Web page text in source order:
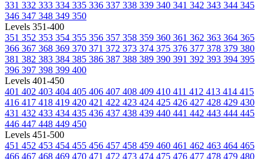
331 332 333 334 335 336 337 338 339 340 341 342 343 344 345
346 347 348 349 350
Levels 351-400
351 352 353 354 355 356 357 358 359 360 361 362 363 364 365
366 367 368 369 370 371 372 373 374 375 376 377 378 379 380
381 382 383 384 385 386 387 388 389 390 391 392 393 394 395
396 397 398 399 400
Levels 401-450
401 402 403 404 405 406 407 408 409 410 411 412 413 414 415
416 417 418 419 420 421 422 423 424 425 426 427 428 429 430
431 432 433 434 435 436 437 438 439 440 441 442 443 444 445
446 447 448 449 450
Levels 451-500
451 452 453 454 455 456 457 458 459 460 461 462 463 464 465
466 467 468 469 470 471 472 473 474 475 476 477 478 479 480